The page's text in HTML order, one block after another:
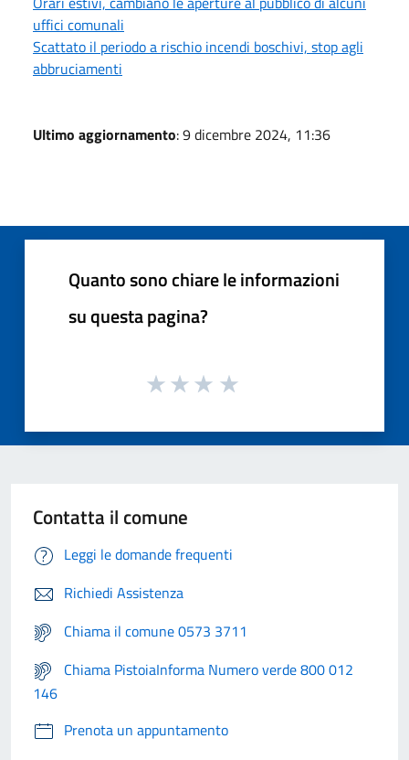
uffici comunali
Scattato il periodo a rischio incendi boschivi, stop agli
abbruciamenti
Ultimo aggiornamento: 9 dicembre 2024, 11:36
Quanto sono chiare le informazioni
su questa pagina?
Contatta il comune
Leggi le domande frequenti
Richiedi Assistenza
Chiama il comune 0573 3711
Chiama PistoiaInforma Numero verde 800 012
146
Prenota un appuntamento